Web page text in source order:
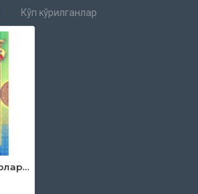
Кўп кўрилганлар
«Румийдан жавоҳирлар» (2-китоб)